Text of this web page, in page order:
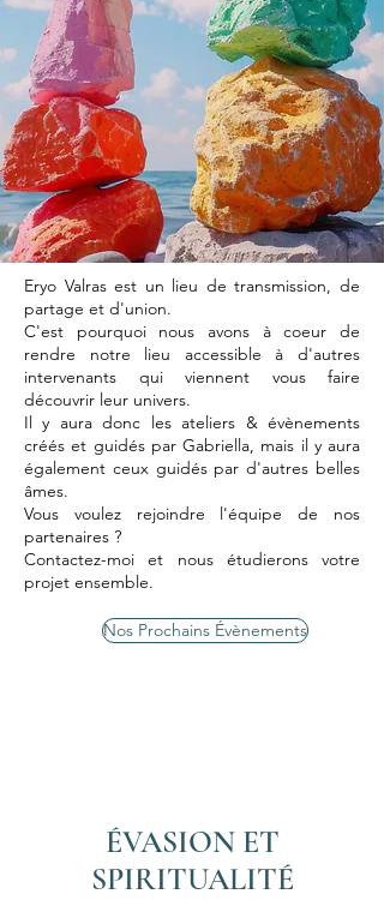
Eryo Valras est un lieu de transmission, de
partage et d'union.
C'est pourquoi nous avons à coeur de
rendre notre lieu accessible à d'autres
intervenants qui viennent vous faire
découvrir leur univers.
Il y aura donc les ateliers & évènements
créés et guidés par Gabriella, mais il y aura
également ceux guidés par d'autres belles
âmes.
Vous voulez rejoindre l'équipe de nos
partenaires ?
Contactez-moi et nous étudierons votre
projet ensemble.
Nos Prochains Évènements
ÉVASION ET
SPIRITUALITÉ